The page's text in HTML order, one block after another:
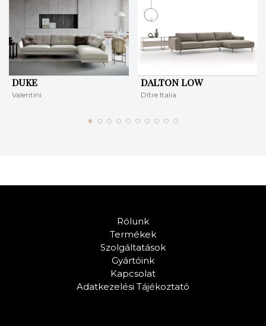
DUKE
Valentini
DALTON LOW
Ditre Italia
Rólunk
Termékek
Szolgáltatások
Gyártóink
Kapcsolat
Adatkezelési Tájékoztató